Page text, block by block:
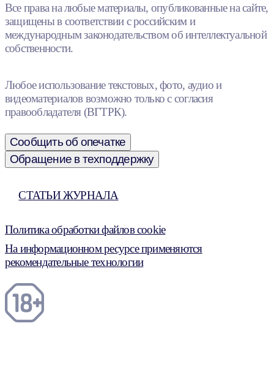
Все права на любые материалы, опубликованные на сайте,
защищены в соответствии с российским и
международным законодательством об интеллектуальной
собственности.
Любое использование текстовых, фото, аудио и
видеоматериалов возможно только с согласия
правообладателя (ВГТРК).
Сообщить об опечатке
Обращение в техподдержку
СТАТЬИ ЖУРНАЛА
Политика обработки файлов cookie
На информационном ресурсе применяются
рекомендательные технологии